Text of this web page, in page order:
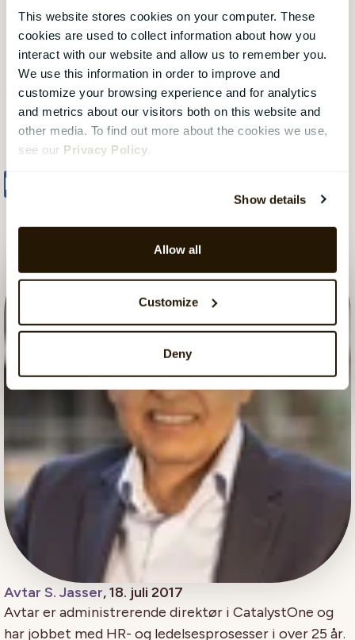
This website stores cookies on your computer. These
cookies are used to collect information about how you
interact with our website and allow us to remember you.
We use this information in order to improve and
customize your browsing experience and for analytics
and metrics about our visitors both on this website and
other media. To find out more about the cookies we use,
see our Privacy Policy
Show details
Allow all
Customize
Deny
som hjelper ledere og medarbeidere i arbeidet
deres med å fremheve prestasjonskulturen.
Dette er helt avgjørende for å lykkes med
prestasjonsledelse.
Avtar S. Jasser, 18. juli 2017
Avtar er administrerende direktør i CatalystOne og
har jobbet med HR- og ledelsesprosesser i over 25 år.